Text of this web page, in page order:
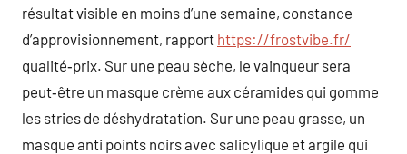
résultat visible en moins d’une semaine, constance
d’approvisionnement, rapport https://frostvibe.fr/
qualité‑prix. Sur une peau sèche, le vainqueur sera
peut‑être un masque crème aux céramides qui gomme
les stries de déshydratation. Sur une peau grasse, un
masque anti points noirs avec salicylique et argile qui